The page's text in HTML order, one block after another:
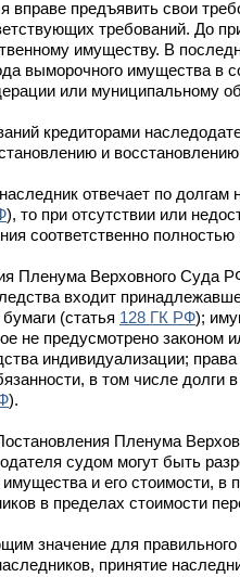
вправе предъявить свои
требований. До
имуществу. В
выморочного имущества в
или муниципальному
кредиторами
и восстановлению
отвечает по
), то при отсутствии или
соответственно
Пленума Верховного Суда
входит
(статья 128 ГК РФ);
не предусмотрено законом
индивидуализации;
в том числе долги
).
Пленума
судом могут быть
имущества и его стоимости,
в пределах стоимости
значение для
принятие